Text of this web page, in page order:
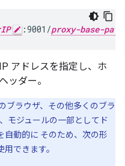
:9001/proxy-base-path
アドレスを指定し、ホ
ヘッダー。
ブラウザ、その他多くのブラ
モジュールの一部としてド
自動的に そのため、次の形
できます。